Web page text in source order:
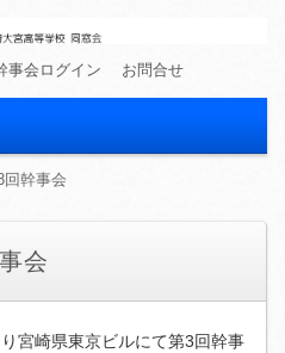
学校 同窓会
事会ログイン お問合せ
回幹事会
会
宮崎県東京ビルにて第3回幹事